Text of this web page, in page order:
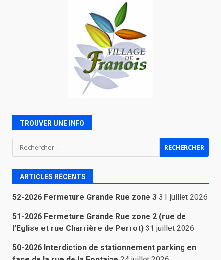
TROUVER UNE INFO
Rechercher :
ARTICLES RÉCENTS
52-2026 Fermeture Grande Rue zone 3 31 juillet 2026
51-2026 Fermeture Grande Rue zone 2 (rue de
l’Eglise et rue Charrière de Perrot) 31 juillet 2026
50-2026 Interdiction de stationnement parking en